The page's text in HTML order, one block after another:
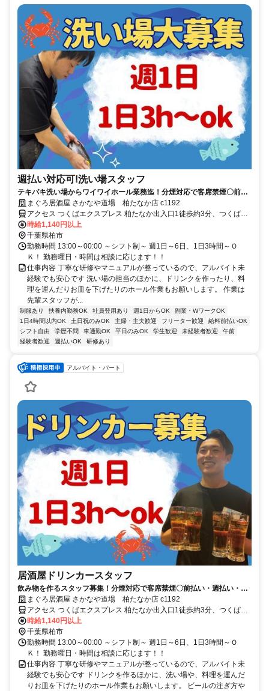
週払い対応可!洗い場スタッフ
テキパキ洗い場からワイワイホール業務迄！分煙対応で客席禁煙〇前払
い・週払い・食事補助
まぐろ居酒屋 さかなや道場 柏たなか店 c1192
アクセス つくばエクスプレス 柏たなか出入口1徒歩約3分、つくばエ
クスプレス 柏の葉キャンパス東口徒歩約34分、東武野田線〔アーバ
ンパークライン〕 江戸川台東口徒歩約63分 柏たなか駅より徒歩2分
時給1,140円以上
千葉県柏市
勤務時間 13:00～00:00 ～シフト制～ 週1日～6日、1日3時間～Ｏ
Ｋ！ 勤務曜日・時間は相談に応じます！！
仕事内容 丁寧な研修やマニュアルが整っているので、アルバイト未
経験でも安心です 洗い場の担当のほかに、ドリンクを作ったり、料
理を運んだりお皿を下げたりのホール作業もお願いします。 作業は
先輩スタッフが...
制服あり 扶養内勤務OK 社員登用あり 週1日からOK
副業・WワークOK
1日4時間以内OK
土日祝のみOK 主婦・主夫歓迎 フリーター歓迎
給料前払いOK
シフト自由
学歴不問 車通勤OK 平日のみOK 学生歓迎 未経験者歓迎
午前
経験者歓迎
週払いOK 研修あり
アルバイト・パート
居酒屋ドリンカースタッフ
飲み物を作るスタッフ募集！分煙対応で客席禁煙〇前払い・週払い・食
事補助・髪型自由！
まぐろ居酒屋 さかなや道場 柏たなか店 c1192
アクセス つくばエクスプレス 柏たなか出入口1徒歩約3分、つくばエ
クスプレス 柏の葉キャンパス東口徒歩約34分、東武野田線〔アーバ
ンパークライン〕 江戸川台東口徒歩約63分 柏たなか駅より徒歩2分
時給1,140円以上
千葉県柏市
勤務時間 13:00～00:00 ～シフト制～ 週1日～6日、1日3時間～Ｏ
Ｋ！ 勤務曜日・時間は相談に応じます！！
仕事内容 丁寧な研修やマニュアルが整っているので、アルバイト未
経験でも安心です ドリンクを作るほかに、洗い場や、料理を運んだ
りお皿を下げたりのホール作業もお願いします。 ビールの注ぎ方や